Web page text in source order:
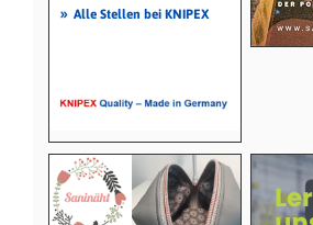
» Alle Stellen bei KNIPEX